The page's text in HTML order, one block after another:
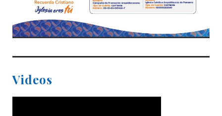
Videos